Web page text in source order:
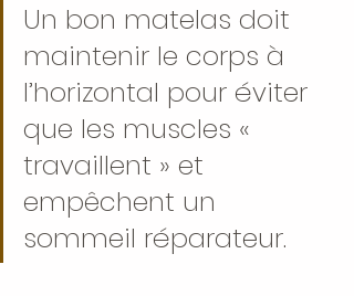
Un bon matelas doit
maintenir le corps à
l’horizontal pour éviter
que les muscles «
travaillent » et
empêchent un
sommeil réparateur.